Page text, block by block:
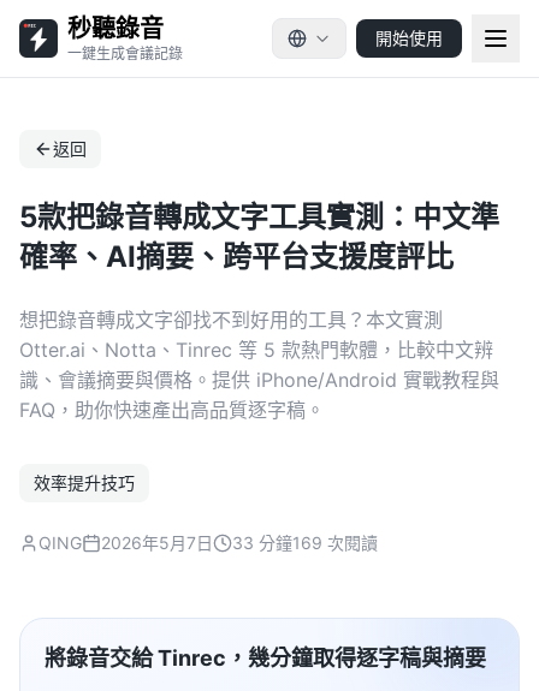
秒聽錄音
一鍵生成會議記錄
開始使用
返回
5款把錄音轉成文字工具實測：中文準
確率、AI摘要、跨平台支援度評比
想把錄音轉成文字卻找不到好用的工具？本文實測
Otter.ai、Notta、Tinrec 等 5 款熱門軟體，比較中文辨
識、會議摘要與價格。提供 iPhone/Android 實戰教程與
FAQ，助你快速產出高品質逐字稿。
效率提升技巧
QING 2026年5月7日 33 分鐘169 次閱讀
將錄音交給 Tinrec，幾分鐘取得逐字稿與摘要